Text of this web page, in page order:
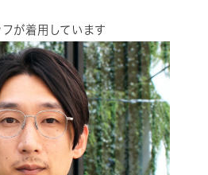
が着用しています